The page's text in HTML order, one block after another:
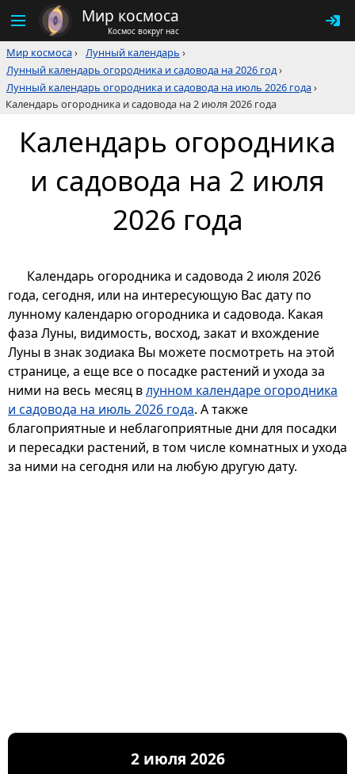
Мир космоса
Космос вокруг нас
Мир космоса› Лунный календарь ›
Лунный календарь огородника и садовода на 2026 год›
Лунный календарь огородника и садовода на июль 2026 года›
Календарь огородника и садовода на 2 июля 2026 года
Календарь огородника
и садовода на 2 июля
2026 года
Календарь огородника и садовода 2 июля 2026
года, сегодня, или на интересующую Вас дату по
лунному календарю огородника и садовода. Какая
фаза Луны, видимость, восход, закат и вхождение
Луны в знак зодиака Вы можете посмотреть на этой
странице, а еще все о посадке растений и ухода за
ними на весь месяц влунном календаре огородника
и садовода на июль 2026 года. А также
благоприятные и неблагоприятные дни для посадки
и пересадки растений, в том числе комнатных и ухода
за ними на сегодня или на любую другую дату.
2 июля 2026